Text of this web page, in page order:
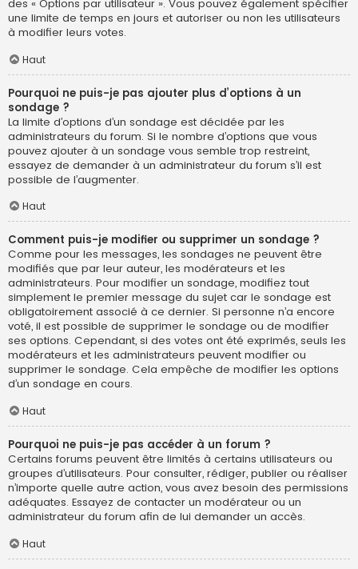
des « Options par utilisateur ». Vous pouvez également spécifier
une limite de temps en jours et autoriser ou non les utilisateurs
à modifier leurs votes.
Haut
Pourquoi ne puis-je pas ajouter plus d’options à un
sondage ?
La limite d’options d’un sondage est décidée par les
administrateurs du forum. Si le nombre d’options que vous
pouvez ajouter à un sondage vous semble trop restreint,
essayez de demander à un administrateur du forum s’il est
possible de l’augmenter.
Haut
Comment puis-je modifier ou supprimer un sondage ?
Comme pour les messages, les sondages ne peuvent être
modifiés que par leur auteur, les modérateurs et les
administrateurs. Pour modifier un sondage, modifiez tout
simplement le premier message du sujet car le sondage est
obligatoirement associé à ce dernier. Si personne n’a encore
voté, il est possible de supprimer le sondage ou de modifier
ses options. Cependant, si des votes ont été exprimés, seuls les
modérateurs et les administrateurs peuvent modifier ou
supprimer le sondage. Cela empêche de modifier les options
d’un sondage en cours.
Haut
Pourquoi ne puis-je pas accéder à un forum ?
Certains forums peuvent être limités à certains utilisateurs ou
groupes d’utilisateurs. Pour consulter, rédiger, publier ou réaliser
n’importe quelle autre action, vous avez besoin des permissions
adéquates. Essayez de contacter un modérateur ou un
administrateur du forum afin de lui demander un accès.
Haut